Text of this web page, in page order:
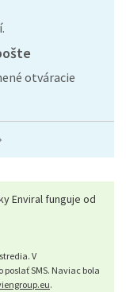
otváracie
Enviral funguje od
V
SMS. Naviac bola
.